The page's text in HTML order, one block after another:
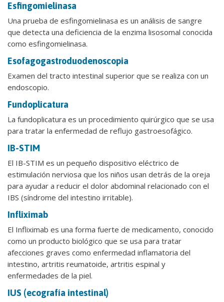
Esfingomielinasa
Una prueba de esfingomielinasa es un análisis de sangre
que detecta una deficiencia de la enzima lisosomal conocida
como esfingomielinasa.
Esofagogastroduodenoscopia
Examen del tracto intestinal superior que se realiza con un
endoscopio.
Fundoplicatura
La fundoplicatura es un procedimiento quirúrgico que se usa
para tratar la enfermedad de reflujo gastroesofágico.
IB-STIM
El IB-STIM es un pequeño dispositivo eléctrico de
estimulación nerviosa que los niños usan detrás de la oreja
para ayudar a reducir el dolor abdominal relacionado con el
IBS (síndrome del intestino irritable).
Infliximab
El Infliximab es una forma fuerte de medicamento, conocido
como un producto biológico que se usa para tratar
afecciones graves como enfermedad inflamatoria del
intestino, artritis reumatoide, artritis espinal y
enfermedades de la piel.
IUS (ecografía intestinal)